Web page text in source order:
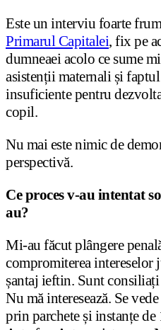
Este un interviu foarte
Primarul Capitalei, fix pe
dumneaei acolo ce sume
asistenții maternali și
insuficiente pentru
copil.
Nu mai este nimic de
perspectivă.
Ce proces v-au intentat
au?
Mi-au făcut plângere
compromiterea intereselor
șantaj ieftin. Sunt consiliați
Nu mă interesează. Se
prin parchete și instanțe